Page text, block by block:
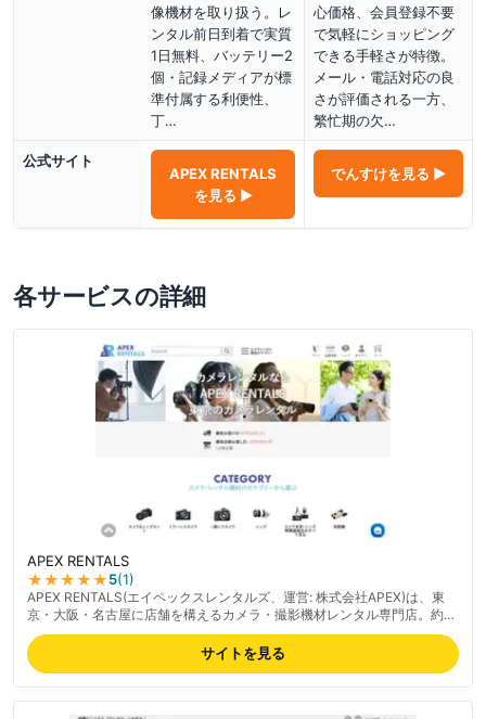
像機材を取り扱う。レ
ンタル前日到着で実質
1日無料、バッテリー2
個・記録メディアが標
準付属する利便性、
丁…
心価格、会員登録不要
で気軽にショッピング
できる手軽さが特徴。
メール・電話対応の良
さが評価される一方、
繁忙期の欠…
公式サイト
APEX RENTALS
を見る ▶
でんすけを見る ▶
各サービスの詳細
APEX RENTALS
★★★★★5(1)
APEX RENTALS(エイペックスレンタルズ、運営: 株式会社APEX)は、東
京・大阪・名古屋に店舗を構えるカメラ・撮影機材レンタル専門店。約
400種類超のカメラ・レンズラインナップでビデオカメラや交換レンズ等
の映像機材を取り扱う。レンタル前日到着で実質1日無料、バッテリー2
個・記録メディアが標準付属する利便性、丁寧な梱包が好評。Google各
店舗4.5以上の高評価で初心者からプロまで支持される。ネットで簡単予
約可能。最新の料金は公式サイトでご確認ください。
サイトを見る